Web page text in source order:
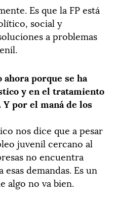
Es que la FP está
social y
a problemas
porque se ha
y en el tratamiento
Y por el maná de los
nos dice que a pesar
juvenil cercano al
no encuentra
demandas. Es un
algo no va bien.